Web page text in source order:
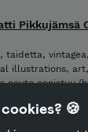
Pikkujämsä
taidetta,
illustrations,
nouto onnistuu
🍪